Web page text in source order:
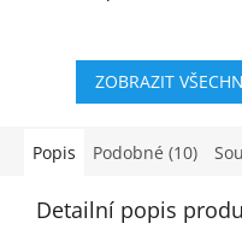
nebo argonu. Stabilní
ZOBRAZIT
Popis Podobné (10)
Detailní popis